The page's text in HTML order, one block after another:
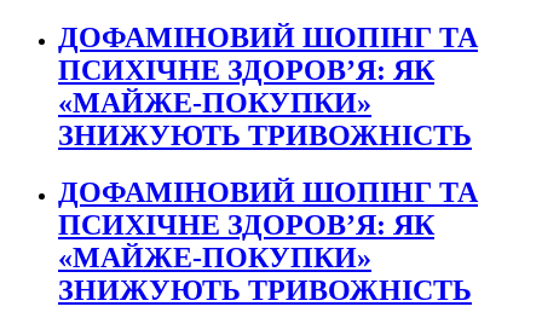
ДОФАМІНОВИЙ ШОПІНГ ТА
ПСИХІЧНЕ ЗДОРОВ’Я: ЯК
«МАЙЖЕ-ПОКУПКИ»
ЗНИЖУЮТЬ ТРИВОЖНІСТЬ
ДОФАМІНОВИЙ ШОПІНГ ТА
ПСИХІЧНЕ ЗДОРОВ’Я: ЯК
«МАЙЖЕ-ПОКУПКИ»
ЗНИЖУЮТЬ ТРИВОЖНІСТЬ